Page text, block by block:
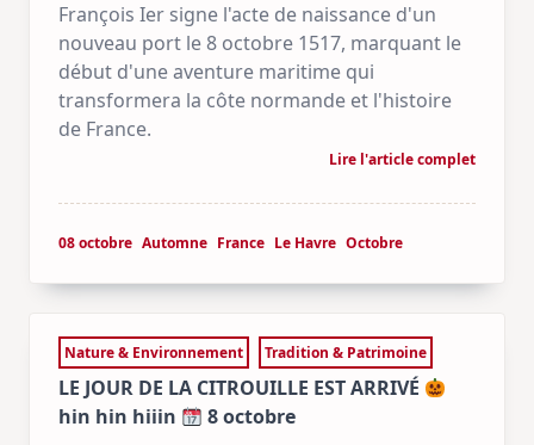
François Ier signe l'acte de naissance d'un
nouveau port le 8 octobre 1517, marquant le
début d'une aventure maritime qui
transformera la côte normande et l'histoire
de France.
Lire l'article complet
08 octobre Automne France Le Havre Octobre
Nature & Environnement Tradition & Patrimoine
LE JOUR DE LA CITROUILLE EST ARRIVÉ
hin hin hiiin
8 octobre